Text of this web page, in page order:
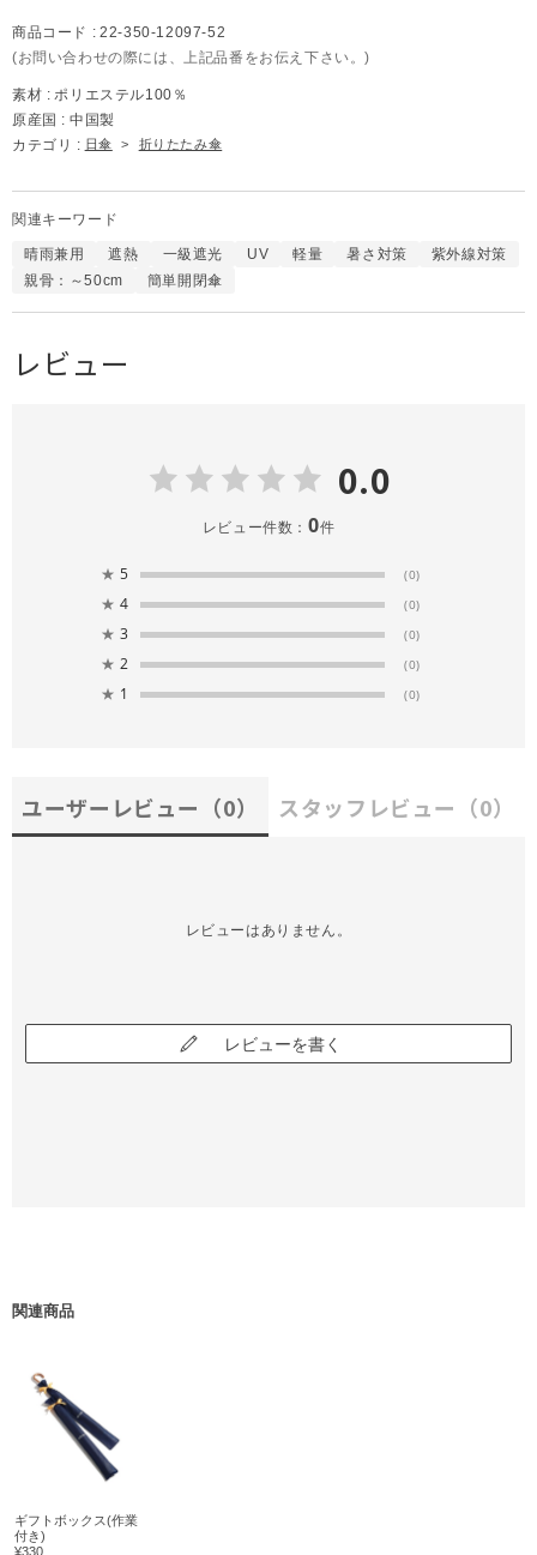
商品コード : 22-350-12097-52
(お問い合わせの際には、上記品番をお伝え下さい。)
素材 : ポリエステル100％
原産国 : 中国製
カテゴリ : 日傘 > 折りたたみ傘
関連キーワード
晴雨兼用 遮熱 一級遮光 UV 軽量 暑さ対策
紫外線対策
親骨：～50cm
簡単開閉傘
レビュー
0.0
レビュー件数： 0件
★ 5 (0)
★ 4 (0)
★ 3 (0)
★ 2 (0)
★ 1 (0)
ユーザーレビュー （0） スタッフレビュー （0）
レビューはありません。
レビューを書く
関連商品
ギフトボックス(作業
付き)
¥330